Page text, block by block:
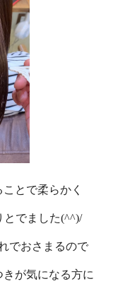
とで柔らかく
とでました(^^)/
でおさまるので
が気になる方に